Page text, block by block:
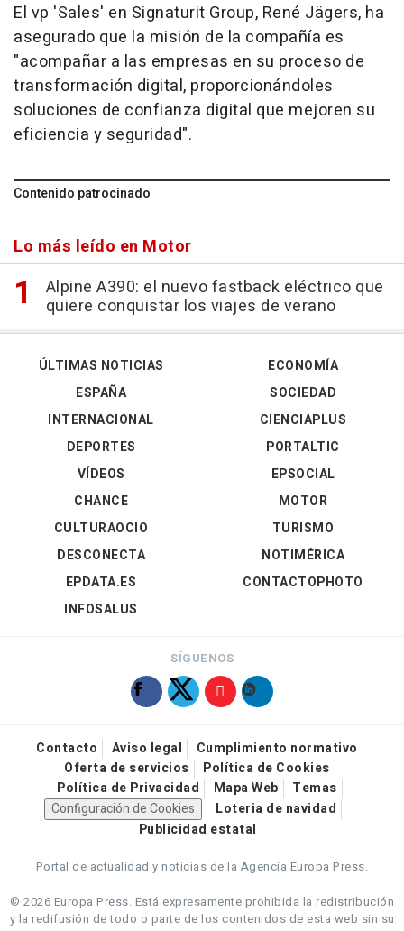
El vp 'Sales' en Signaturit Group, René Jägers, ha
asegurado que la misión de la compañía es
"acompañar a las empresas en su proceso de
transformación digital, proporcionándoles
soluciones de confianza digital que mejoren su
eficiencia y seguridad".
Contenido patrocinado
Lo más leído en Motor
Alpine A390: el nuevo fastback eléctrico que
quiere conquistar los viajes de verano
ÚLTIMAS NOTICIAS
ESPAÑA
INTERNACIONAL
DEPORTES
VÍDEOS
ECONOMÍA
SOCIEDAD
CIENCIAPLUS
PORTALTIC
EPSOCIAL
CHANCE
CULTURAOCIO
DESCONECTA
EPDATA.ES
INFOSALUS
MOTOR
TURISMO
NOTIMÉRICA
CONTACTOPHOTO
SÍGUENOS
Contacto Aviso legal
Cumplimiento normativo
Oferta de servicios
Política de Cookies
Política de Privacidad
Mapa Web
Temas
Configuración de Cookies
Loteria de navidad
Publicidad estatal
Portal de actualidad y noticias de la Agencia Europa Press.
© 2026 Europa Press. Está expresamente prohibida la redistribución
y la redifusión de todo o parte de los contenidos de esta web sin su